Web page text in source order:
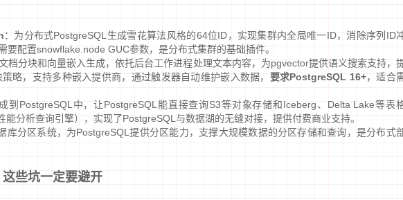
：为分布式PostgreSQL生成雪花算法风格的64位ID，实现集群内全局唯一ID，消除序列ID
要配置snowflake.node GUC参数，是分布式集群的基础插件。
档分块和向量嵌入生成，依托后台工作进程处理文本内容，为pgvector提供语义搜索支持，
略，支持多种嵌入提供商，通过触发器自动维护嵌入数据， 要求PostgreSQL 16+，适合
到PostgreSQL中，让PostgreSQL能直接查询S3等对象存储和Iceberg、Delta Lake等表
分析查询引擎），实现了PostgreSQL与数据湖的无缝对接，提供付费商业支持。
库分区系统，为PostgreSQL提供分区能力，支撑大规模数据的分区存储和查询，是分布式
些坑一定要避开